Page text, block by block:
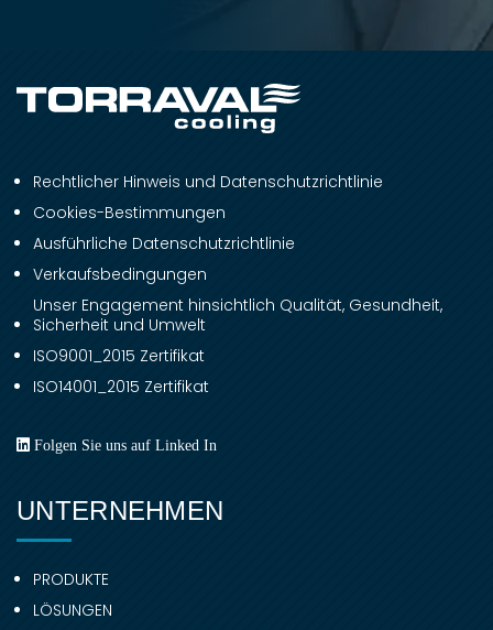
Rechtlicher Hinweis und Datenschutzrichtlinie
Cookies-Bestimmungen
Ausführliche Datenschutzrichtlinie
Verkaufsbedingungen
Unser Engagement hinsichtlich Qualität, Gesundheit,
Sicherheit und Umwelt
ISO9001_2015 Zertifikat
ISO14001_2015 Zertifikat
Folgen Sie uns auf Linked In
UNTERNEHMEN
PRODUKTE
LÖSUNGEN